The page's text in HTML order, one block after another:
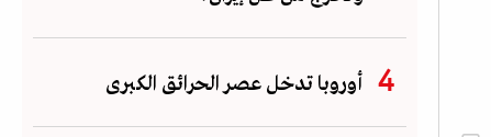
أوروبا تدخل عصر الحرائق الكبرى